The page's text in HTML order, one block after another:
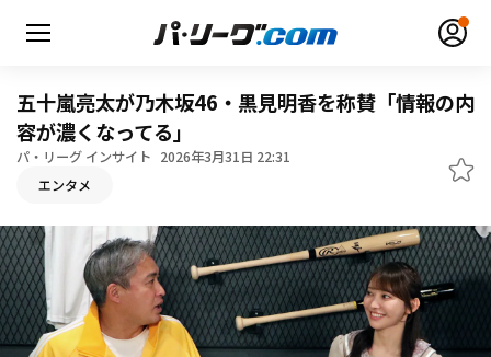
無料アカウント登録
HOME
動画
五十嵐亮太が乃木坂46・黒見明香を称賛「情報の内
容が濃くなってる」
パ・リーグ インサイト 2026年3月31日 22:31
エンタメ